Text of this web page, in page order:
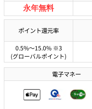
永年無料
ポイント還元率
0.5%～15.0%※3
(グローバルポイント)
電子マネー